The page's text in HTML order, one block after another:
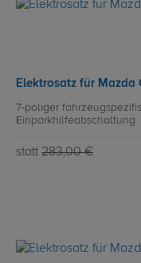
Elektrosatz für Mazda
7-poliger
Einparkhilfeabschaltung
statt 283,00 €